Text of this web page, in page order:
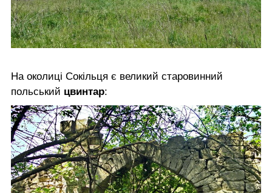
На околиці Сокільця є великий старовинний
польський цвинтар: